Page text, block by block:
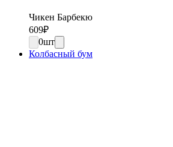
Чикен Барбекю
609₽
0шт
Колбасный бум